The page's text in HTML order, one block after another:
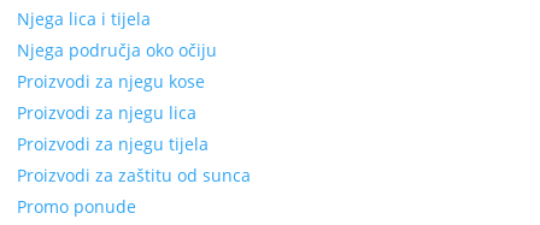
Njega lica i tijela
Njega područja oko očiju
Proizvodi za njegu kose
Proizvodi za njegu lica
Proizvodi za njegu tijela
Proizvodi za zaštitu od sunca
Promo ponude